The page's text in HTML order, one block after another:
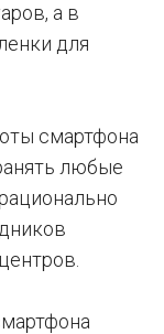
а в
для
смартфона
любые